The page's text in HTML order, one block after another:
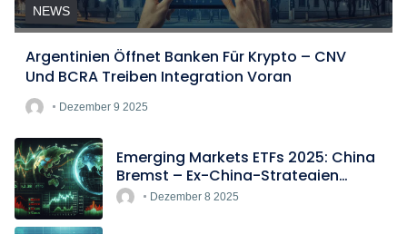
NEWS
Argentinien Öffnet Banken Für Krypto – CNV
Und BCRA Treiben Integration Voran
Dezember 9 2025
Emerging Markets ETFs 2025: China
Bremst – Ex-China-Strategien
BoomenDezember 8 2025